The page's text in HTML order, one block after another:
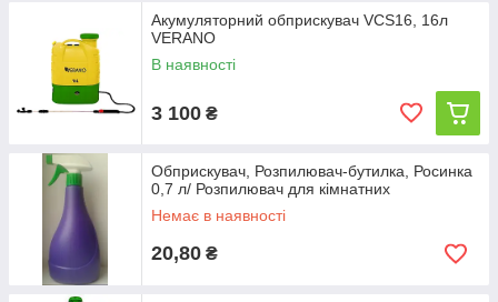
Акумуляторний обприскувач VCS16, 16л
VERANO
В наявності
3 100 ₴
Обприскувач, Розпилювач-бутилка, Росинка
0,7 л/ Розпилювач для кімнатних
Немає в наявності
20,80 ₴